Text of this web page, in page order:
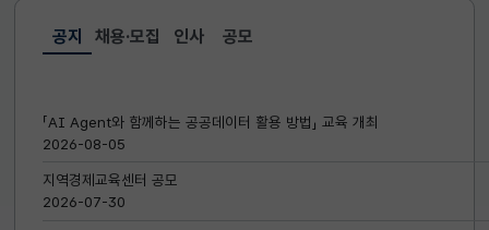
공지
선택됨
공지
「AI Agent와 함께하는 공공데이터 활용 방법」 교육 개최
2026-08-05
지역경제교육센터 공모
2026-07-30
채용·모집 인사 공모